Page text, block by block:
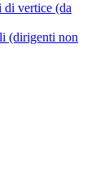
vertice (da
(dirigenti non